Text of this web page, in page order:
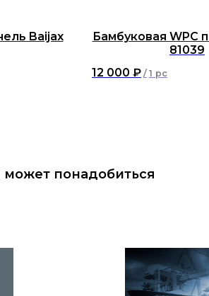
Baijax
Бамбуковая WPC
81039
12 000 ₽ / 1 pc
может понадобиться